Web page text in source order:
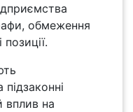
обмеження
вплив на